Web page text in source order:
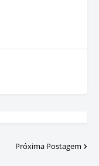
Próxima Postagem